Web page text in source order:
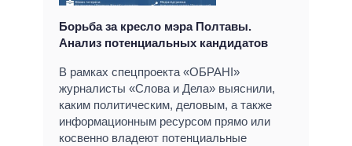
Борьба за кресло мэра Полтавы.
Анализ потенциальных кандидатов
В рамках спецпроекта «ОБРАНІ»
журналисты «Слова и Дела» выяснили,
каким политическим, деловым, а также
информационным ресурсом прямо или
косвенно владеют потенциальные